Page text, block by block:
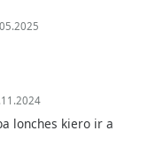
lonches kiero ir a